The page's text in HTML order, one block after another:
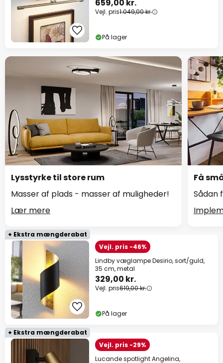
659,00 kr.
Vejl. pris1.049,00 kr.
På lager
Lysstyrke til store rum
Masser af plads - masser af muligheder!
Lær mere
Få
Sådan
+ Ekstra mængderabat
Vejl. pris -46%
Lindby væglampe Desirio, sort/guld,
35 cm, metal
329,00 kr.
Vejl. pris619,00 kr.
På lager
+ Ekstra mængderabat
Vejl. pris -29%
Lucande spotlight Angelina,